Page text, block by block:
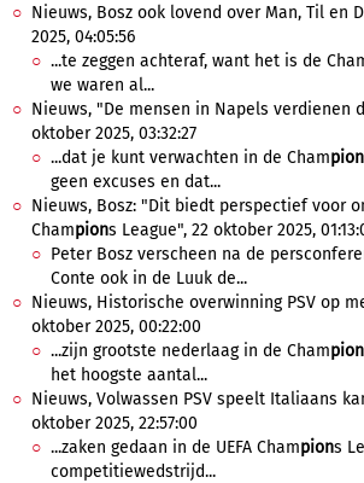
Nieuws, Bosz ook lovend over Man, Til en
2025, 04:05:56
...te zeggen achteraf, want het is de
we waren al...
Nieuws, "De mensen in Napels verdienen
oktober 2025, 03:32:27
...dat je kunt verwachten in de Champion
geen excuses en dat...
Nieuws, Bosz: "Dit biedt perspectief voor
Champions League", 22 oktober 2025,
Peter Bosz verscheen na de
Conte ook in de Luuk de...
Nieuws, Historische overwinning PSV op
oktober 2025, 00:22:00
...zijn grootste nederlaag in de Champion
het hoogste aantal...
Nieuws, Volwassen PSV speelt Italiaans
oktober 2025, 22:57:00
...zaken gedaan in de UEFA Champions
competitiewedstrijd...